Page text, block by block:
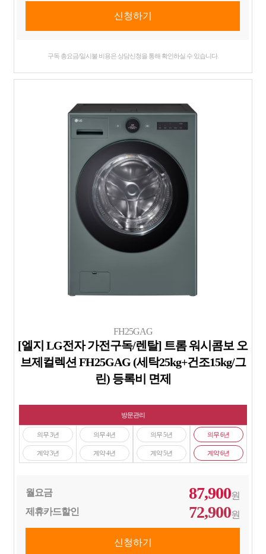
구독 총요금/일시불 비용은 상담신청을 통해 확인하실 수 있습니다.
FH25GAG
[엘지 LG전자 가전구독/렌탈] 트롬 워시콤보 오
브제컬렉션 FH25GAG (세탁25kg+건조15kg/그
린) 등록비 면제
방문관리
의무 3년
계약 3년
의무 4년
계약 4년
의무 5년
계약 5년
의무 6년
계약 6년
월요금 87,900원
제휴카드할인
72,900원